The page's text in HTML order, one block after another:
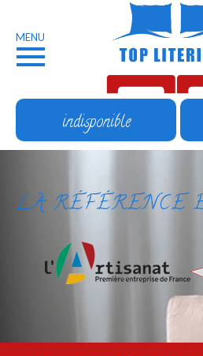
MENU
indisponible
LA RÉFÉRENCE